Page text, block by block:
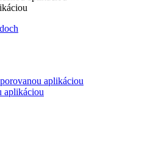
aplikáciou
aplikáciou